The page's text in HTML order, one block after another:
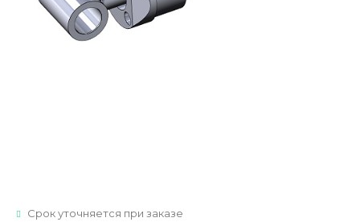
Срок уточняется при заказе